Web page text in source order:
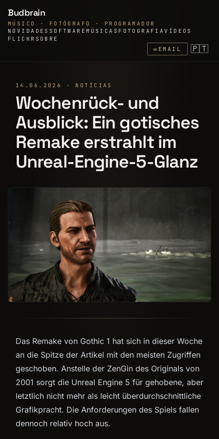
Budbrain
MÚSICO · FOTÓGRAFO · PROGRAMADOR
NOVIDADES SOFTWAREMÚSICAS FOTOGRAFIAVÍDEOS
FLICKR SOBRE
✉ EMAIL 🇵🇹
14.06.2026 · NOTÍCIAS
Wochenrück- und
Ausblick: Ein gotisches
Remake erstrahlt im
Unreal-Engine-5-Glanz
Das Remake von Gothic 1 hat sich in dieser Woche
an die Spitze der Artikel mit den meisten Zugriffen
geschoben. Anstelle der ZenGin des Originals von
2001 sorgt die Unreal Engine 5 für gehobene, aber
letztlich nicht mehr als leicht über­durchschnittliche
Grafikpracht. Die Anforderungen des Spiels fallen
dennoch relativ hoch aus.